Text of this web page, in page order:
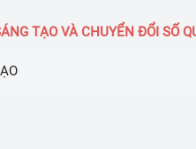
Quốc tế
VÀ CHUYỂN ĐỔI SỐ